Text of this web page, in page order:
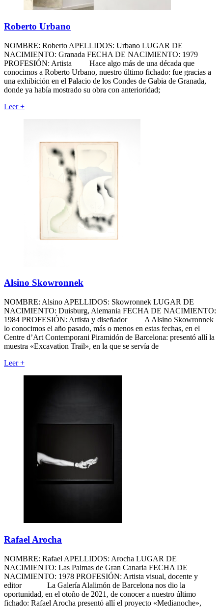
Roberto Urbano
NOMBRE: Roberto APELLIDOS: Urbano LUGAR DE
NACIMIENTO: Granada FECHA DE NACIMIENTO: 1979
PROFESIÓN: Artista Hace algo más de una década que
conocimos a Roberto Urbano, nuestro último fichado: fue gracias a
una exhibición en el Palacio de los Condes de Gabia de Granada,
donde ya había mostrado su obra con anterioridad;
Leer+
Alsino Skowronnek
NOMBRE: Alsino APELLIDOS: Skowronnek LUGAR DE
NACIMIENTO: Duisburg, Alemania FECHA DE NACIMIENTO:
1984 PROFESIÓN: Artista y diseñador A Alsino Skowronnek
lo conocimos el año pasado, más o menos en estas fechas, en el
Centre d’Art Contemporani Piramidón de Barcelona: presentó allí la
muestra «Excavation Trail», en la que se servía de
Leer+
Rafael Arocha
NOMBRE: Rafael APELLIDOS: Arocha LUGAR DE
NACIMIENTO: Las Palmas de Gran Canaria FECHA DE
NACIMIENTO: 1978 PROFESIÓN: Artista visual, docente y
editor La Galería Alalimón de Barcelona nos dio la
oportunidad, en el otoño de 2021, de conocer a nuestro último
fichado: Rafael Arocha presentó allí el proyecto «Medianoche»,